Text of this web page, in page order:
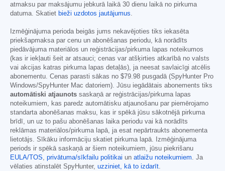
atmaksu par maksājumu jebkurā laikā 30 dienu laikā no pirkuma
datuma. Skatiet bieži uzdotos jautājumus.
Izmēģinājuma perioda beigās jums nekavējoties tiks iekasēta
priekšapmaksa par cenu un abonēšanas periodu, kā norādīts
piedāvājuma materiālos un reģistrācijas/pirkuma lapas noteikumos
(kas ir iekļauti šeit ar atsauci; cenas var atšķirties atkarībā no valsts
vai akcijas katras pirkuma lapas detaļās), ja neesat savlaicīgi atcēlis
abonementu. Cenas parasti sākas no $79.98 pusgadā (SpyHunter Pro
Windows/SpyHunter Mac datoriem). Jūsu iegādātais abonements tiks
automātiski atjaunots saskaņā ar reģistrācijas/pirkuma lapas
noteikumiem, kas paredz automātisku atjaunošanu par piemērojamo
standarta abonēšanas maksu, kas ir spēkā jūsu sākotnējā pirkuma
brīdī, un uz to pašu abonēšanas laika periodu vai kā norādīts
reklāmas materiālos/pirkuma lapā, ja esat nepārtraukts abonementa
lietotājs. Sīkāku informāciju skatiet pirkuma lapā. Izmēģinājuma
periods ir spēkā saskaņā ar šiem noteikumiem, jūsu piekrišanu
EULA/TOS, privātuma/sīkfailu politikai un atlaižu noteikumiem. Ja
vēlaties atinstalēt SpyHunter, uzziniet, kā to izdarīt.